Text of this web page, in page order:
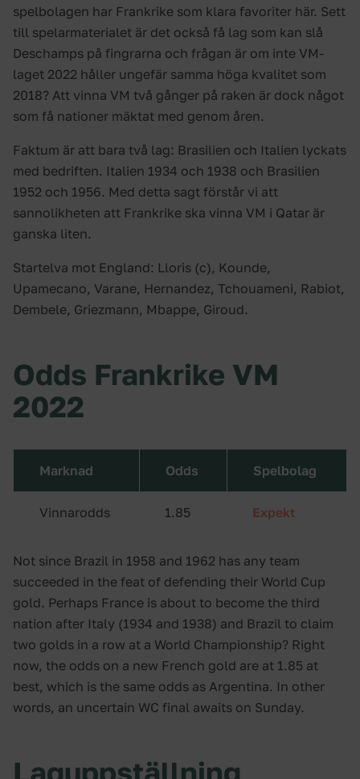
spelbolagen har Frankrike som klara favoriter här. Sett
till spelarmaterialet är det också få lag som kan slå
Deschamps på fingrarna och frågan är om inte VM-
laget 2022 håller ungefär samma höga kvalitet som
2018? Att vinna VM två gånger på raken är dock något
som få nationer mäktat med genom åren.
Faktum är att bara två lag: Brasilien och Italien lyckats
med bedriften. Italien 1934 och 1938 och Brasilien
1952 och 1956. Med detta sagt förstår vi att
sannolikheten att Frankrike ska vinna VM i Qatar är
ganska liten.
Startelva mot England: Lloris (c), Kounde,
Upamecano, Varane, Hernandez, Tchouameni, Rabiot,
Dembele, Griezmann, Mbappe, Giroud.
Odds Frankrike VM
2022
Marknad Odds Spelbolag
Vinnarodds 1.85 Expekt
Not since Brazil in 1958 and 1962 has any team
succeeded in the feat of defending their World Cup
gold. Perhaps France is about to become the third
nation after Italy (1934 and 1938) and Brazil to claim
two golds in a row at a World Championship? Right
now, the odds on a new French gold are at 1.85 at
best, which is the same odds as Argentina. In other
words, an uncertain WC final awaits on Sunday.